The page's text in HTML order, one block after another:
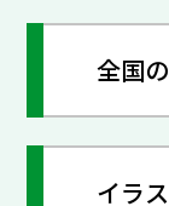
全国
イラ